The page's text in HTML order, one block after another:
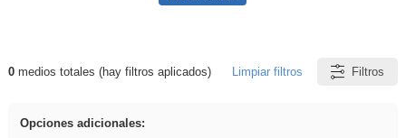
Resultados de: EvAU
0medios totales (hay filtros aplicados) Limpiar filtros Filtros
Opciones adicionales: